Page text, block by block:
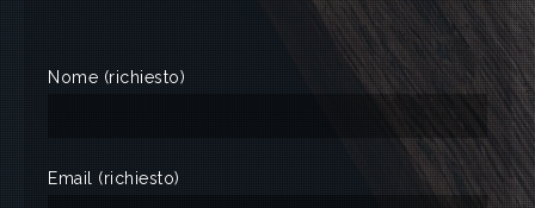
Nome (richiesto)
Email (richiesto)